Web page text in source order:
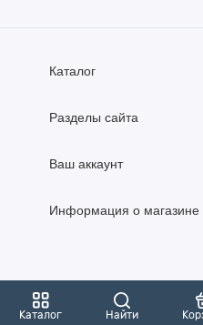
Каталог Найти
Каталог
Разделы сайта
Ваш аккаунт
Информация о магазине
2026 год. Все